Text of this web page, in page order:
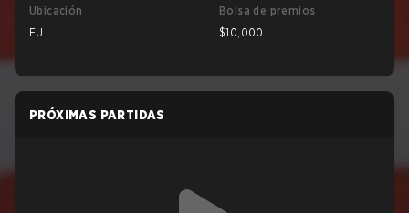
Ubicación
EU
Bolsa de premios
$10,000
PRÓXIMAS PARTIDAS